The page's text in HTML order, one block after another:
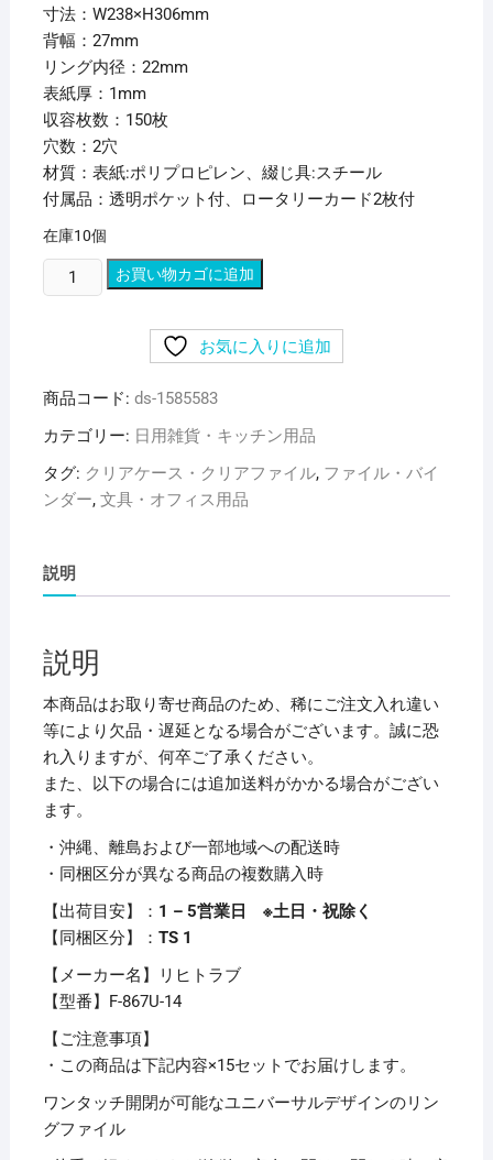
寸法：W238×H306mm
背幅：27mm
リング内径：22mm
表紙厚：1mm
収容枚数：150枚
穴数：2穴
材質：表紙:ポリプロピレン、綴じ具:スチール
付属品：透明ポケット付、ロータリーカード2枚付
在庫10個
（ま
と
ト
ラ
Avanti
リ
グ
フ
ル
（カ
ド
ロ
ッ
ク
＆
ツ
イ
ス
ト
ン
グ）
A4
タ
2
穴
お買い物カゴに追加
お気に入りに追加
商品コード: ds-1585583
カテゴリー: 日用雑貨・キッチン用品
タグ: クリアケース・クリアファイル, ファイル・バイ
ンダー, 文具・オフィス用品
説明
説明
本商品はお取り寄せ商品のため、稀にご注文入れ違い
等により欠品・遅延となる場合がございます。誠に恐
れ入りますが、何卒ご了承ください。
また、以下の場合には追加送料がかかる場合がござい
ます。
・沖縄、離島および一部地域への配送時
・同梱区分が異なる商品の複数購入時
【出荷目安】： 1 – 5営業日 ※土日・祝除く
【同梱区分】： TS 1
【メーカー名】リヒトラブ
【型番】F-867U-14
【ご注意事項】
・この商品は下記内容×15セットでお届けします。
ワンタッチ開閉が可能なユニバーサルデザインのリン
グファイル